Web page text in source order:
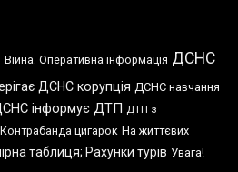
Війна. Оперативна інформація ДСНС
ДСНС корупція ДСНС навчання
інформує ДТП ДТП з
Контрабанда цигарок На життєвих
таблиця; Рахунки турів Увага!